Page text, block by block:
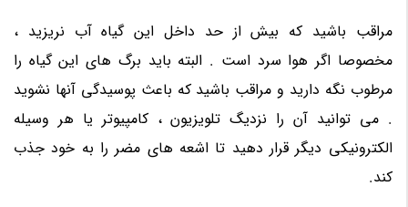
مراقب باشید که بیش از حد داخل این گیاه آب نریزید ،
مخصوصا اگر هوا سرد است . البته باید برگ های این گیاه را
مرطوب نگه دارید و مراقب باشید که باعث پوسیدگی آنها نشوید
. می توانید آن را نزدیگ تلویزیون ، کامپیوتر یا هر وسیله
الکترونیکی دیگر قرار دهید تا اشعه های مضر را به خود جذب
کند.